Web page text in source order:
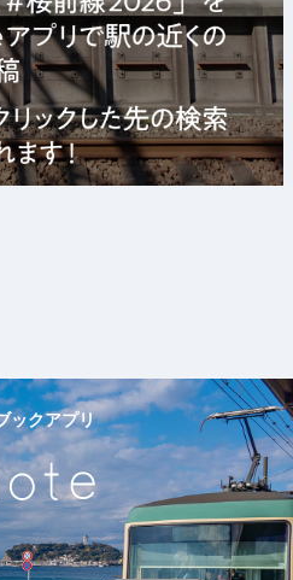
ックアプリ